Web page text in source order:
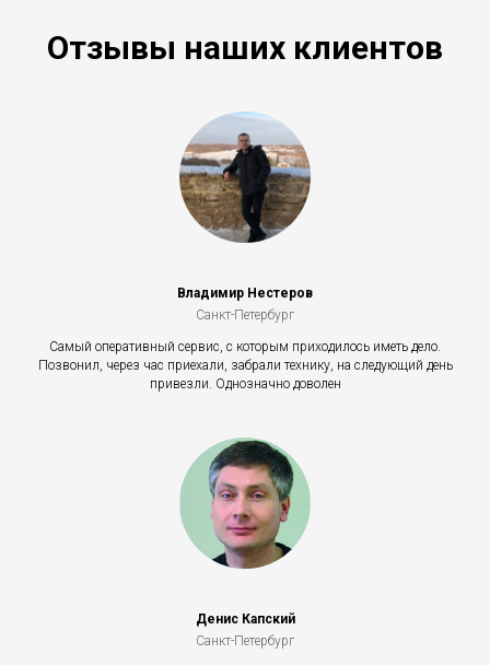
Отзывы наших клиентов
Владимир Нестеров
Санкт-Петербург
Самый оперативный сервис, с которым приходилось иметь дело.
Позвонил, через час приехали, забрали технику, на следующий день
привезли. Однозначно доволен
Денис Капский
Санкт-Петербург